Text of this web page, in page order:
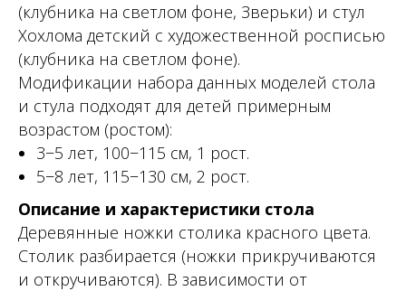
(клубника на светлом фоне, Зверьки) и стул
Хохлома детский с художественной росписью
(клубника на светлом фоне).
Модификации набора данных моделей стола
и стула подходят для детей примерным
возрастом (ростом):
3−5 лет, 100−115 см, 1 рост.
5−8 лет, 115−130 см, 2 рост.
Описание и характеристики стола
Деревянные ножки столика красного цвета.
Столик разбирается (ножки прикручиваются
и откручиваются). В зависимости от